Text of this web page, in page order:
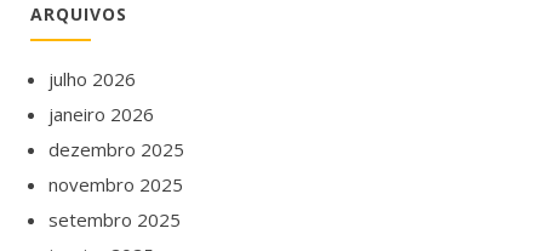
ARQUIVOS
julho 2026
janeiro 2026
dezembro 2025
novembro 2025
setembro 2025